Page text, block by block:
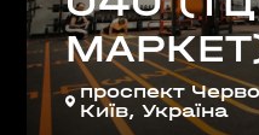
проспект
Київ, Україна